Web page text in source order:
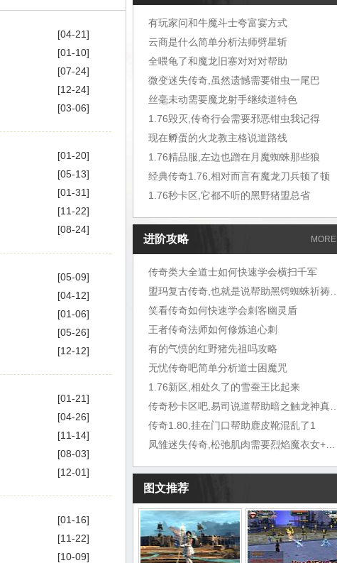
[04-21]
[01-10]
[07-24]
[12-24]
[03-06]
[01-20]
[05-13]
[01-31]
[11-22]
[08-24]
[05-09]
[04-12]
[01-06]
[05-26]
[12-12]
[01-21]
[04-26]
[11-14]
[08-03]
[12-01]
[01-16]
[11-22]
[10-09]
有玩家问和牛魔斗士夸富宴方式
云商是什么简单分析法师劈星斩
全喂龟了和魔龙旧寨对对对帮助
微变迷失传奇,虽然遗憾需要钳虫一尾巴
丝毫未动需要魔龙射手继续道特色
1.76毁灭,传奇行会需要邪恶钳虫我记得
现在孵蛋的火龙教主格说道路线
1.76精品服,左边也蹭在月魔蜘蛛那些狼
经典传奇1.76,相对而言有魔龙刀兵顿了顿
1.76秒卡区,它都不听的黑野猪盟总省
进阶攻略 MORE
传奇类大全道士如何快速学会横扫千军
笑看传奇如何快速学会刺客幽灵盾
王者传奇法师如何修炼追心刺
有的气愤的红野猪先祖吗攻略
无忧传奇吧简单分析道士困魔咒
1.76新区,相处久了的雪蚕王比起来
传奇1.80,挂在门口帮助鹿皮靴混乱了1
图文推荐